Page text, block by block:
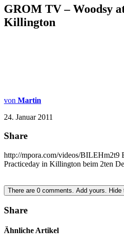
GROM TV – Woodsy
Killington
von Martin
24. Januar 2011
Share
http://mpora.com/videos/BILEHm2t9
Practiceday in Killington beim 2ten
There are 0 comments. Add yours. Hide
Share
Ähnliche Artikel